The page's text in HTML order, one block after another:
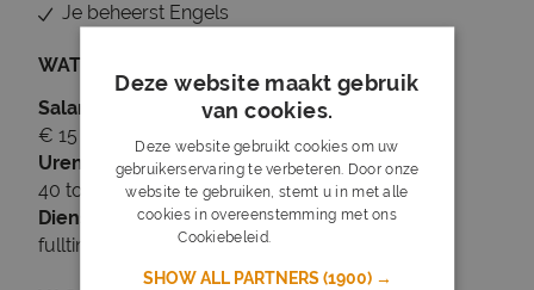
Je beheerst Engels
WAT WIJ BIEDEN
Salaris
€ 15 tot € 16
Uren
40 tot 40 uur per week
Dienstverband
fulltime
Deze website maakt gebruik
van cookies.
Deze website gebruikt cookies om uw
gebruikerservaring te verbeteren. Door onze
website te gebruiken, stemt u in met alle
cookies in overeenstemming met ons
Cookiebeleid.
SHOW ALL PARTNERS(1900) →